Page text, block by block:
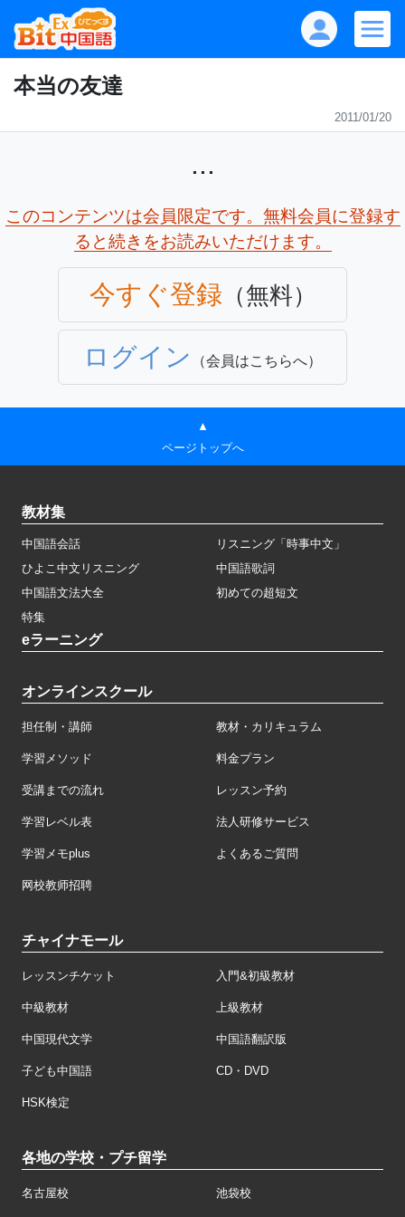
本当の友達
2011/01/20
...
このコンテンツは会員限定です。無料会員に登録す
ると続きをお読みいただけます。
今すぐ登録 （無料）
ログイン （会員はこちらへ）
▲
ページトップへ
教材集
中国語会話
リスニング「時事中文」
ひよこ中文リスニング
中国語歌詞
中国語文法大全
初めての超短文
特集
eラーニング
オンラインスクール
担任制・講師 教材・カリキュラム
学習メソッド 料金プラン
受講までの流れ レッスン予約
学習レベル表 法人研修サービス
学習メモplus よくあるご質問
网校教师招聘
チャイナモール
レッスンチケット 入門&初級教材
中級教材 上級教材
中国現代文学 中国語翻訳版
子ども中国語 CD・DVD
HSK検定
各地の学校・プチ留学
名古屋校 池袋校